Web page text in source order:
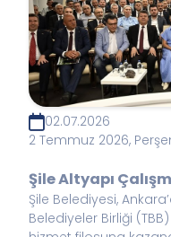
02.07.2026
2 Temmuz 2026,
Şile Altyapı
Şile Belediyesi,
Belediyeler Birliği